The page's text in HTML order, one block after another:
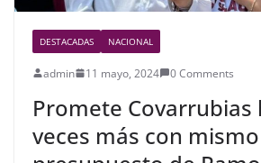
DESTACADAS NACIONAL
admin 11 mayo, 2024 0 Comments
Promete Covarrubias
veces más con mismo